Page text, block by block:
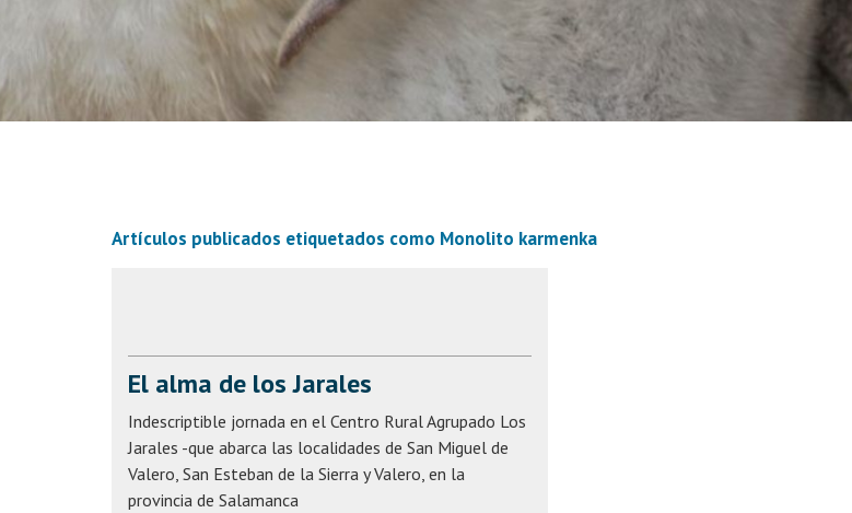
Artículos publicados etiquetados como Monolito karmenka
El alma de los Jarales
Indescriptible jornada en el Centro Rural Agrupado Los
Jarales -que abarca las localidades de San Miguel de
Valero, San Esteban de la Sierra y Valero, en la
provincia de Salamanca